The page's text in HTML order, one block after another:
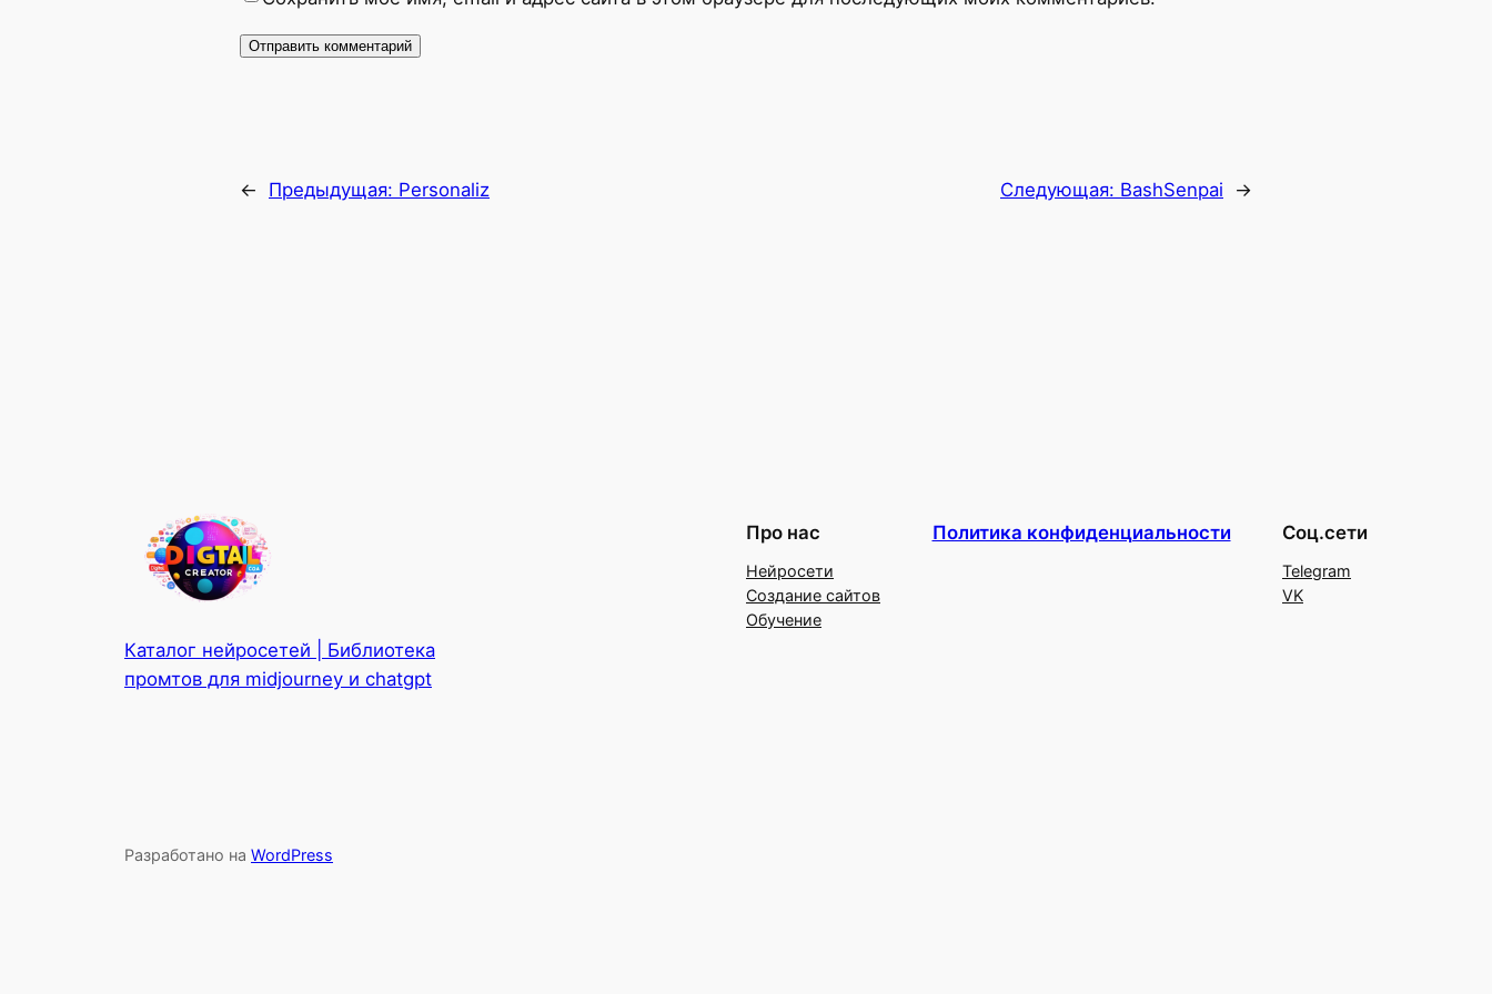
← Предыдущая: Personaliz Следующая: BashSenpai →
Каталог нейросетей | Библиотека
промтов для midjourney и chatgpt
Про нас
Нейросети
Создание сайтов
Обучение
Политика конфиденциальности Соц.сети
Telegram
VK
Разработано на WordPress